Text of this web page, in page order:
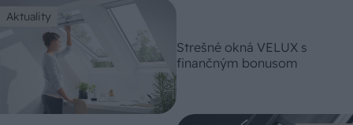
Aktuality
Strešné okná VELUX s
finančným bonusom